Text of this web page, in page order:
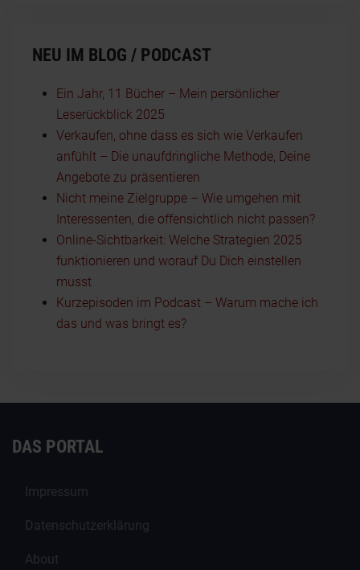
NEU IM BLOG / PODCAST
Ein Jahr, 11 Bücher – Mein persönlicher
Leserückblick 2025
Verkaufen, ohne dass es sich wie Verkaufen
anfühlt – Die unaufdringliche Methode, Deine
Angebote zu präsentieren
Nicht meine Zielgruppe – Wie umgehen mit
Interessenten, die offensichtlich nicht passen?
Online-Sichtbarkeit: Welche Strategien 2025
funktionieren und worauf Du Dich einstellen
musst
Kurzepisoden im Podcast – Warum mache ich
das und was bringt es?
DAS PORTAL
Impressum
Datenschutzerklärung
About